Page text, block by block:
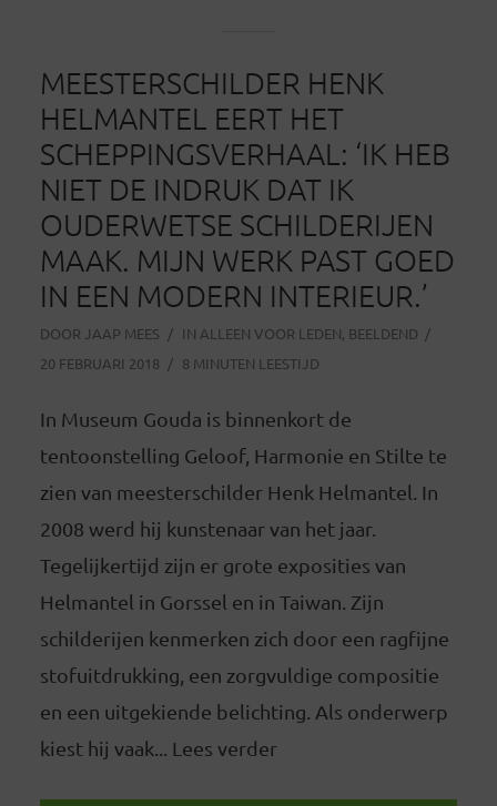
MEESTERSCHILDER HENK
HELMANTEL EERT HET
SCHEPPINGSVERHAAL: ‘IK HEB
NIET DE INDRUK DAT IK
OUDERWETSE SCHILDERIJEN
MAAK. MIJN WERK PAST GOED
IN EEN MODERN INTERIEUR.’
DOOR JAAP MEES IN ALLEEN VOOR LEDEN, BEELDEND
20 FEBRUARI 2018
8 MINUTEN LEESTIJD
In Museum Gouda is binnenkort de
tentoonstelling Geloof, Harmonie en Stilte te
zien van meesterschilder Henk Helmantel. In
2008 werd hij kunstenaar van het jaar.
Tegelijkertijd zijn er grote exposities van
Helmantel in Gorssel en in Taiwan. Zijn
schilderijen kenmerken zich door een ragfijne
stofuitdrukking, een zorgvuldige compositie
en een uitgekiende belichting. Als onderwerp
kiest hij vaak... Lees verder